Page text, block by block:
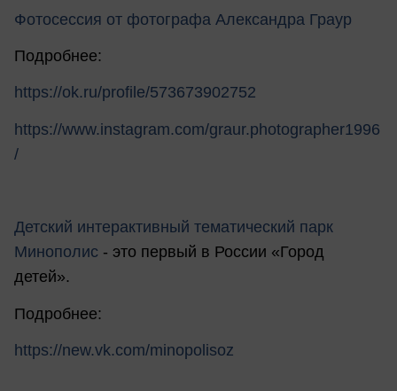
Фотосессия от фотографа Александра Граур
Подробнее:
https://ok.ru/profile/573673902752
https://www.instagram.com/graur.photographer1996
/
Детский интерактивный тематический парк
Минополис - это первый в России «Город
детей».
Подробнее:
https://new.vk.com/minopolisoz